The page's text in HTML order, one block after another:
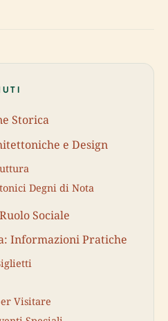
Storica
e Design
Degni di Nota
Sociale
Informazioni Pratiche
Visitare